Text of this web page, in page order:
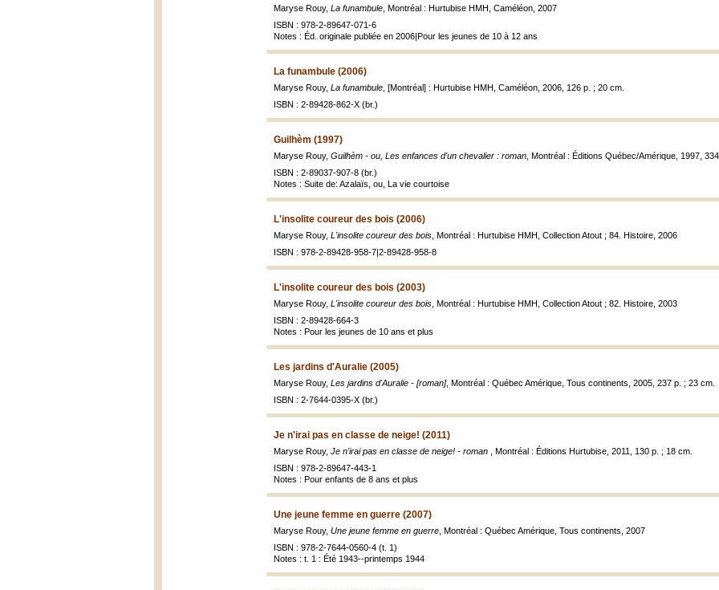
Maryse Rouy, La funambule , Montréal : Hurtubise HMH, Caméléon, 2007
ISBN : 978-2-89647-071-6
Notes : Éd. originale publiée en 2006|Pour les jeunes de 10 à 12 ans
La funambule (2006)
Maryse Rouy, La funambule , [Montréal] : Hurtubise HMH, Caméléon, 2006, 126 p. ; 20 cm.
ISBN : 2-89428-862-X (br.)
Guilhèm (1997)
Maryse Rouy, Guilhèm - ou, Les enfances d'un chevalier : roman , Montréal : Éditions Québec/Amérique, 1997,
ISBN : 2-89037-907-8 (br.)
Notes : Suite de: Azalaïs, ou, La vie courtoise
L'insolite coureur des bois (2006)
Maryse Rouy, L'insolite coureur des bois , Montréal : Hurtubise HMH, Collection Atout ; 84. Histoire, 2006
ISBN : 978-2-89428-958-7|2-89428-958-8
L'insolite coureur des bois (2003)
Maryse Rouy, L'insolite coureur des bois , Montréal : Hurtubise HMH, Collection Atout ; 82. Histoire, 2003
ISBN : 2-89428-664-3
Notes : Pour les jeunes de 10 ans et plus
Les jardins d'Auralie (2005)
Maryse Rouy, Les jardins d'Auralie - [roman], Montréal : Québec Amérique, Tous continents, 2005, 237 p. ; 23 cm.
ISBN : 2-7644-0395-X (br.)
Je n'irai pas en classe de neige! (2011)
Maryse Rouy, Je n'irai pas en classe de neige! - roman
, Montréal : Éditions Hurtubise, 2011, 130 p. ; 18 cm.
ISBN : 978-2-89647-443-1
Notes : Pour enfants de 8 ans et plus
Une jeune femme en guerre (2007)
Maryse Rouy, Une jeune femme en guerre , Montréal : Québec Amérique, Tous continents, 2007
ISBN : 978-2-7644-0560-4 (t. 1)
Notes : t. 1 : Été 1943--printemps 1944